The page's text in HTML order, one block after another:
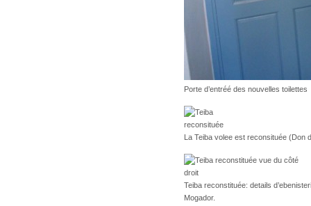
Porte d’entréé des nouvelles toilettes
La Teiba volee est reconsituée (Don
Teiba reconstituée: details
Mogador.